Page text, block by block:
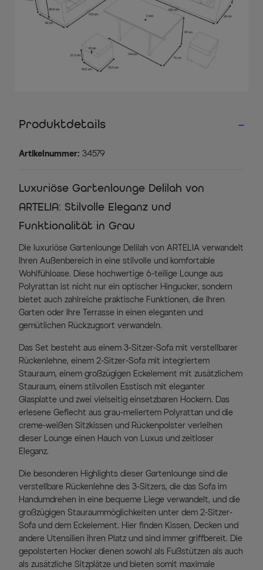
Produktdetails
Artikelnummer: 34579
Luxuriöse Gartenlounge Delilah von
ARTELIA: Stilvolle Eleganz und
Funktionalität in Grau
Die luxuriöse Gartenlounge Delilah von ARTELIA verwandelt
Ihren Außenbereich in eine stilvolle und komfortable
Wohlfühloase. Diese hochwertige 6-teilige Lounge aus
Polyrattan ist nicht nur ein optischer Hingucker, sondern
bietet auch zahlreiche praktische Funktionen, die Ihren
Garten oder Ihre Terrasse in einen eleganten und
gemütlichen Rückzugsort verwandeln.
Das Set besteht aus einem 3-Sitzer-Sofa mit verstellbarer
Rückenlehne, einem 2-Sitzer-Sofa mit integriertem
Stauraum, einem großzügigen Eckelement mit zusätzlichem
Stauraum, einem stilvollen Esstisch mit eleganter
Glasplatte und zwei vielseitig einsetzbaren Hockern. Das
erlesene Geflecht aus grau-meliertem Polyrattan und die
creme-weißen Sitzkissen und Rückenpolster verleihen
dieser Lounge einen Hauch von Luxus und zeitloser
Eleganz.
Die besonderen Highlights dieser Gartenlounge sind die
verstellbare Rückenlehne des 3-Sitzers, die das Sofa im
Handumdrehen in eine bequeme Liege verwandelt, und die
großzügigen Stauraummöglichkeiten unter dem 2-Sitzer-
Sofa und dem Eckelement. Hier finden Kissen, Decken und
andere Utensilien ihren Platz und sind immer griffbereit. Die
gepolsterten Hocker dienen sowohl als Fußstützen als auch
als zusätzliche Sitzplätze und bieten somit maximale